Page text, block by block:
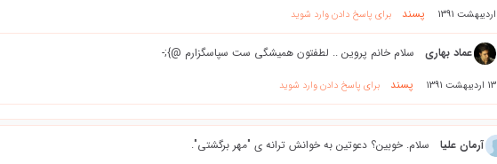
پسند برای پاسخ دادن وارد شوید
عماد بهاری سلام خانم پروین .. لطفتون همیشگی ست سپاسگزارم @};-
13 اردیبهشت 1391 پسند برای پاسخ دادن وارد شوید
آرمان علیا سلام. خوبین؟ دعوتین به خوانش ترانه ی "مهر برگشتی".